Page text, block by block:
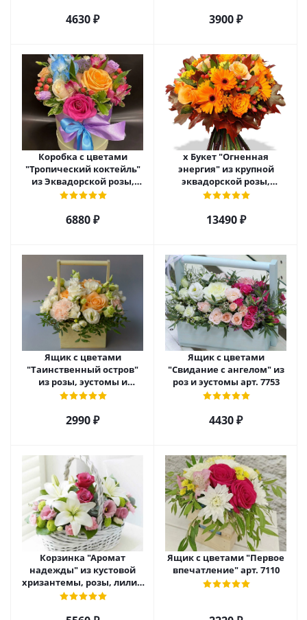
4630 ₽ 3900 ₽
Коробка с цветами
"Тропический коктейль"
из Эквадорской розы,
эустомы, альстромерии
6880 ₽
х Букет "Огненная
энергия" из крупной
эквадорской розы,
гиперикума и гермини.
13490 ₽
Ящик с цветами
"Таинственный остров"
из розы, эустомы и
диантуса арт. 7754
2990 ₽
Ящик с цветами
"Свидание с ангелом" из
роз и эустомы арт. 7753
4430 ₽
Корзинка "Аромат
надежды" из кустовой
хризантемы, розы, лилий
и эустомы. арт. 7751
Ящик с цветами "Первое
впечатление" арт. 7110